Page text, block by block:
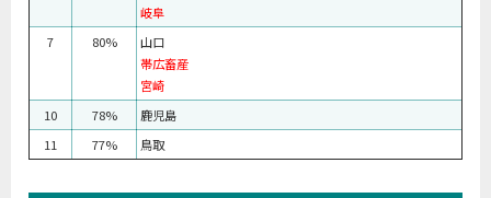
岐阜
7
80%
山口
帯広畜産
宮崎
10
78%
鹿児島
11
77% 鳥取